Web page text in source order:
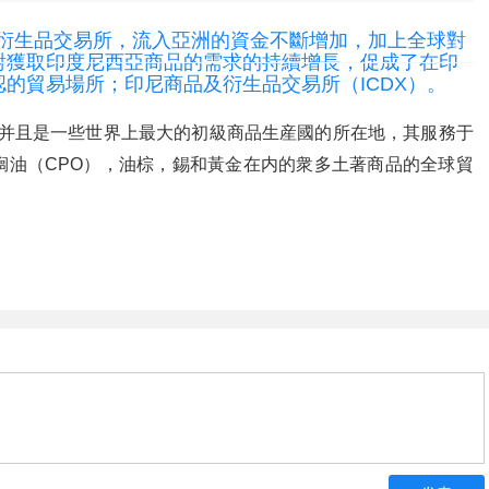
及衍生品
。
生品交易所，流入亞洲的資金不斷增加，加上全球對
取印度尼西亞商品的需求的持續增長，促成了在印
貿易場所；印尼商品及衍生品交易所（ICDX）。
且是一些世界上最大的初級商品生産國的所在地，其服務于
（CPO），油棕，錫和黃金在内的衆多土著商品的全球貿